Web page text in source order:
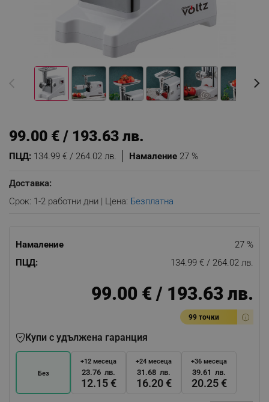
Намаление 27 %
ПЦД: 134.99 € / 264.02 лв.
99.00 € / 193.63 лв.
Доставка:
Срок: 1-2 работни дни | Цена: Безплатна
Намаление
27 %
ПЦД:
134.99 € / 264.02 лв.
99.00 € / 193.63 лв.
99 точки
Купи с удължена гаранция
Без
+12 месеца
12.15 €
23.76 лв.
+24 месеца
16.20 €
31.68 лв.
+36 месеца
20.25 €
39.61 лв.